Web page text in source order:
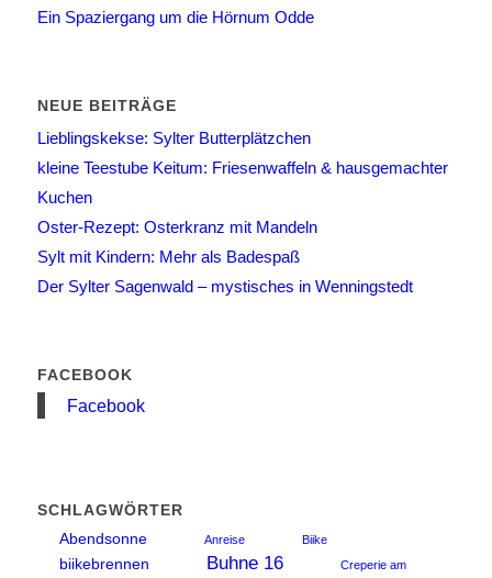
Ein Spaziergang um die Hörnum Odde
NEUE BEITRÄGE
Lieblingskekse: Sylter Butterplätzchen
kleine Teestube Keitum: Friesenwaffeln & hausgemachter
Kuchen
Oster-Rezept: Osterkranz mit Mandeln
Sylt mit Kindern: Mehr als Badespaß
Der Sylter Sagenwald – mystisches in Wenningstedt
FACEBOOK
Facebook
SCHLAGWÖRTER
Abendsonne
Anreise Biike
biikebrennen Buhne 16
Creperie am